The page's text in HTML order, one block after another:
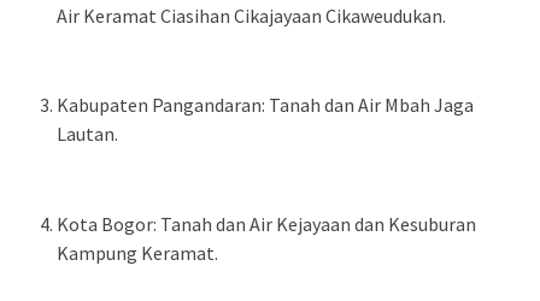
Air Keramat Ciasihan Cikajayaan Cikaweudukan.
Kabupaten Pangandaran: Tanah dan Air Mbah Jaga
Lautan.
Kota Bogor: Tanah dan Air Kejayaan dan Kesuburan
Kampung Keramat.